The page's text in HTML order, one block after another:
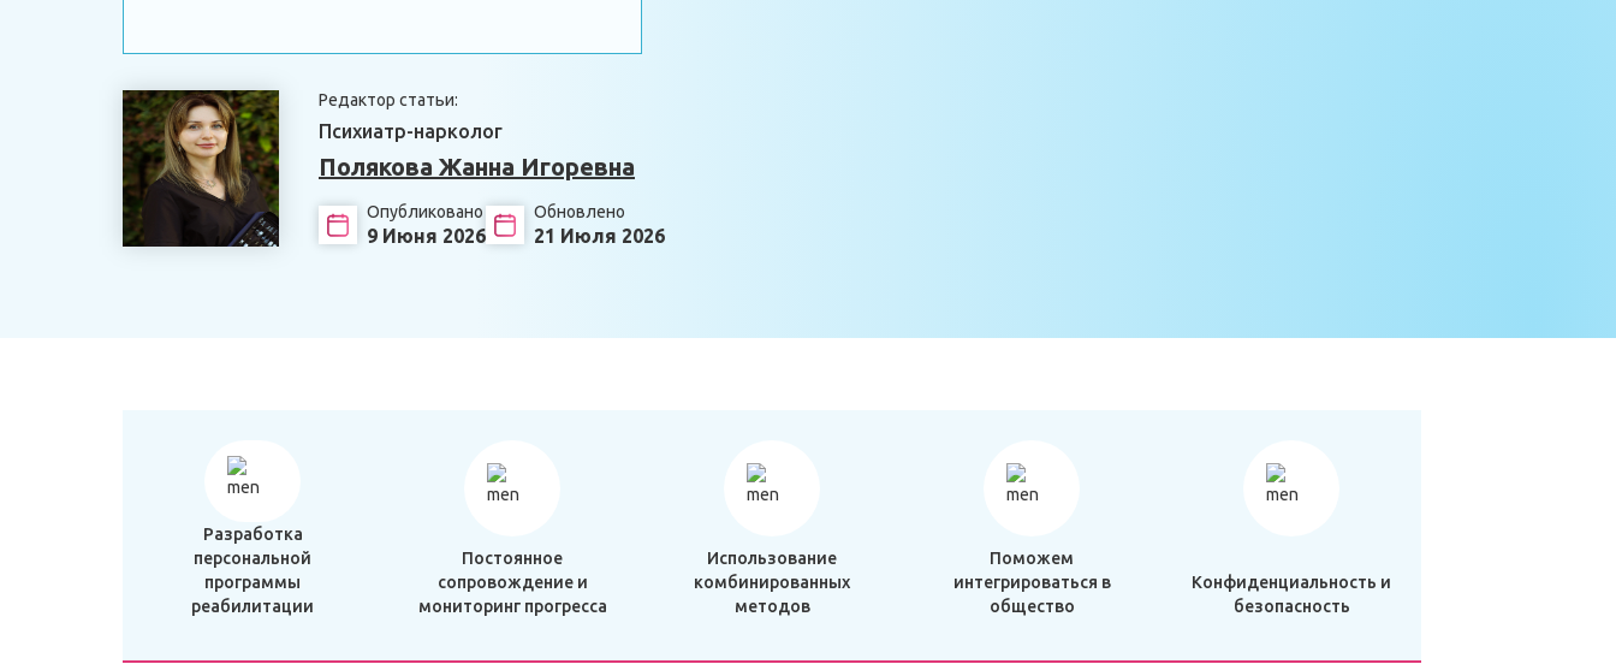
Редактор статьи:
Психиатр-нарколог
Полякова Жанна Игоревна
Опубликовано
9 Июня 2026
Обновлено
21 Июля 2026
Разработка
персональной
программы
реабилитации
Постоянное
сопровождение и
мониторинг прогресса
Использование
комбинированных
методов
Поможем
интегрироваться в
общество
Конфиденциальность и
безопасность